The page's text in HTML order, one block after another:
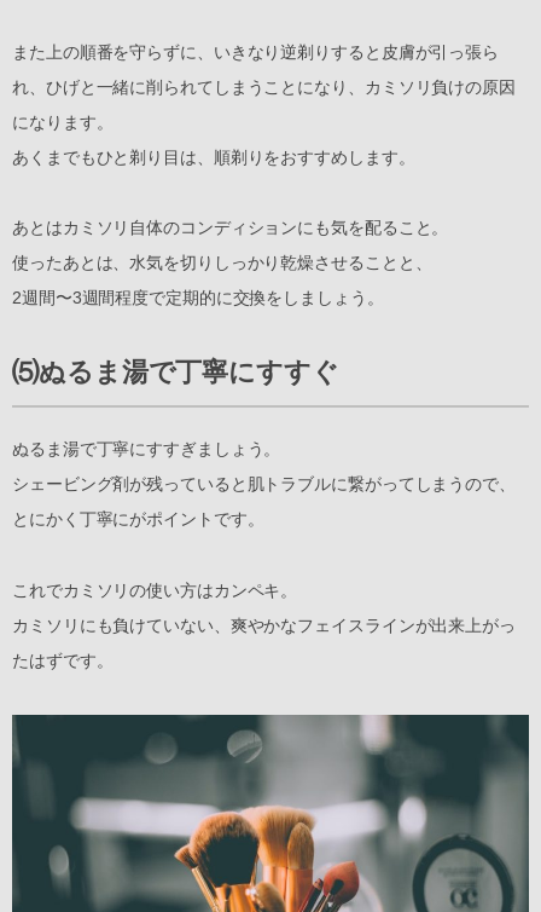
また上の順番を守らずに、いきなり逆剃りすると皮膚が引っ張ら
れ、ひげと一緒に削られてしまうことになり、カミソリ負けの原因
になります。
あくまでもひと剃り目は、順剃りをおすすめします。
あとはカミソリ自体のコンディションにも気を配ること。
使ったあとは、水気を切りしっかり乾燥させることと、
2週間〜3週間程度で定期的に交換をしましょう。
⑸ぬるま湯で丁寧にすすぐ
ぬるま湯で丁寧にすすぎましょう。
シェービング剤が残っていると肌トラブルに繋がってしまうので、
とにかく丁寧にがポイントです。
これでカミソリの使い方はカンペキ。
カミソリにも負けていない、爽やかなフェイスラインが出来上がっ
たはずです。